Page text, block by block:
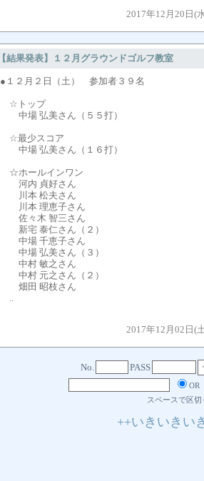
2017年12月20日(
【結果発表】１２月グラウンドゴルフ教室
●１２月２日（土） 参加者３９名
☆トップ
中場 弘美さん（５５打）
☆最少スコア
中場 弘美さん（１６打）
☆ホールインワン
河内 貞好さん
川本 松夫さん
川本 理恵子さん
佐々木 智三さん
新宅 泰仁さん（２）
中場 千恵子さん
中場 弘美さん（３）
中村 敏之さん
中村 元之さん（２）
畑田 昭枝さん
2017年12月02日(
No. PASS
OR
スペースで区
++いきいきい